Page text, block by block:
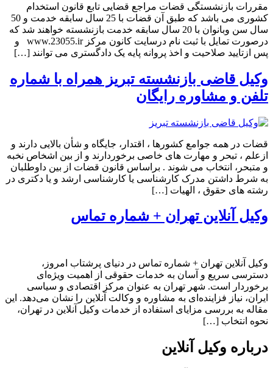
مقررات بازنشستگی قضات مراجع قضایی تابع قانون استخدام
کشوری می باشد که طبق آن قضات با 25 سال سابقه خدمت و 50
سال سن وبانوان با 20 سال سابقه خدمت بازنشسته خواهند شد که
درصورت تمایل با ثبت نام درسایت کانون مرکز www.23055.ir و
پس ازتایید صلاحیت و اخذ پروانه پایه یک دادگستری می توانند […]
وکیل قاضی بازنشسته تبریز همراه با شماره
تلفن و مشاوره رایگان
قضات در همه جوامع کشورها ، اقتدار، جایگاه و شأن بالایی دارند و
ازعلم ، تبحر و مهارت های خاصی برخوردارند و از بین اشخاص نخبه
و متبحر، انتخاب می شوند . براساس قانون قضات از بین داوطلبان
به شرط داشتن مدرک کارشناسی یا کارشناسی ارشد و یا دکتری در
رشته های حقوق ، الهیات […]
وکیل آنلاین تهران + شماره تماس
وکیل آنلاین تهران + شماره تماس در دنیای پرشتاب امروز،
دسترسی سریع و آسان به خدمات حقوقی از اهمیت ویژه‌ای
برخوردار است. شهر تهران به عنوان مرکز اقتصادی و سیاسی
ایران، نیاز فزاینده‌ای به مشاوره و وکالت آنلاین را نشان می‌دهد. این
مقاله به بررسی مزایای استفاده از خدمات وکیل آنلاین در تهران،
نحوه انتخاب […]
درباره وکیل آنلاین